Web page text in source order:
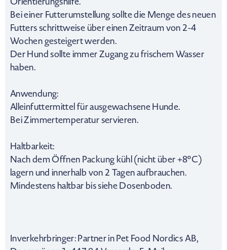
Bei einer Futterumstellung sollte die Menge des neuen
Futters schrittweise über einen Zeitraum von 2-4
Wochen gesteigert werden.
Der Hund sollte immer Zugang zu frischem Wasser
haben.
Anwendung:
Alleinfuttermittel für ausgewachsene Hunde.
Bei Zimmertemperatur servieren.
Haltbarkeit:
Nach dem Öffnen Packung kühl (nicht über +8°C)
lagern und innerhalb von 2 Tagen aufbrauchen.
Mindestens haltbar bis siehe Dosenboden.
Inverkehrbringer: Partner in Pet Food Nordics AB,